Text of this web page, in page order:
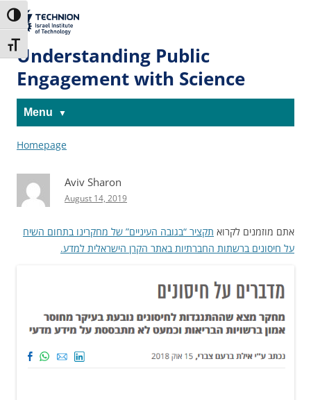
to
Content
to
navigation
Toggle High Contrast
Toggle Font size
The Technion
Site
Understanding Public
Engagement with Science
Menu
Homepage
Aviv Sharon
August 14, 2019
אתם מוזמנים לקרוא תקציר “בגובה העיניים” של מחקרינו בתחום השיח
על חיסונים ברשתות החברתיות באתר הקרן הישראלית למדע.